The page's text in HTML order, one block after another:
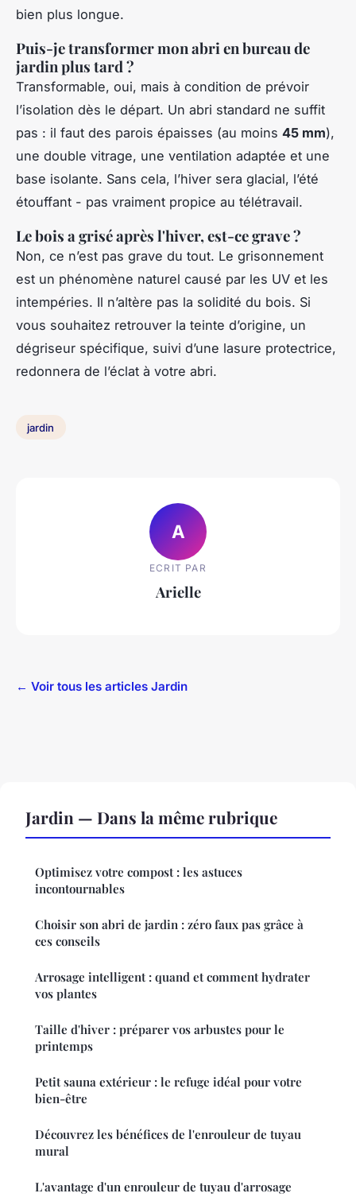
bien plus longue.
Puis-je transformer mon abri en bureau de
jardin plus tard ?
Transformable, oui, mais à condition de prévoir
l’isolation dès le départ. Un abri standard ne suffit
pas : il faut des parois épaisses (au moins 45 mm),
une double vitrage, une ventilation adaptée et une
base isolante. Sans cela, l’hiver sera glacial, l’été
étouffant - pas vraiment propice au télétravail.
Le bois a grisé après l'hiver, est-ce grave ?
Non, ce n’est pas grave du tout. Le grisonnement
est un phénomène naturel causé par les UV et les
intempéries. Il n’altère pas la solidité du bois. Si
vous souhaitez retrouver la teinte d’origine, un
dégriseur spécifique, suivi d’une lasure protectrice,
redonnera de l’éclat à votre abri.
jardin
A
ECRIT PAR
Arielle
← Voir tous les articles Jardin
Jardin — Dans la même rubrique
Optimisez votre compost : les astuces
incontournables
Choisir son abri de jardin : zéro faux pas grâce à
ces conseils
Arrosage intelligent : quand et comment hydrater
vos plantes
Taille d'hiver : préparer vos arbustes pour le
printemps
Petit sauna extérieur : le refuge idéal pour votre
bien-être
Découvrez les bénéfices de l'enrouleur de tuyau
mural
L'avantage d'un enrouleur de tuyau d'arrosage